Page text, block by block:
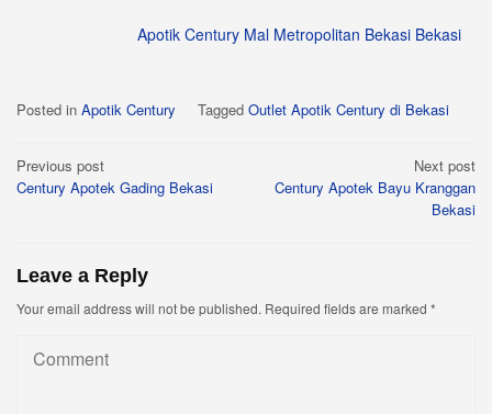
Apotik Century Mal Metropolitan Bekasi Bekasi
Posted in Apotik Century Tagged Outlet Apotik Century di Bekasi
Post
navigation
Previous post
Century Apotek Gading Bekasi
Next post
Century Apotek Bayu Kranggan
Bekasi
Leave a Reply
Your email address will not be published. Required fields are marked *